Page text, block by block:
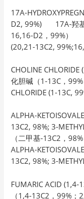
17A-
D2, 99%) 17A-羟基
16,16-D2，99%）
(20,21-13C2,
CHOLINE
化胆碱（1-13C，
CHLORIDE (1-13C,
ALPHA-
13C2, 98%; 3-
（二甲基-13C2，
ALPHA-
13C2, 98%; 3-
FUMARIC ACID
（1,4-13C2，99%